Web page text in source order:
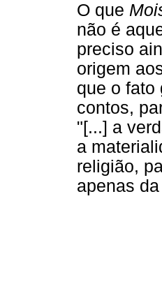
O que
não é
preciso
origem
que o fato
contos,
"[...] a
a
religião,
apenas